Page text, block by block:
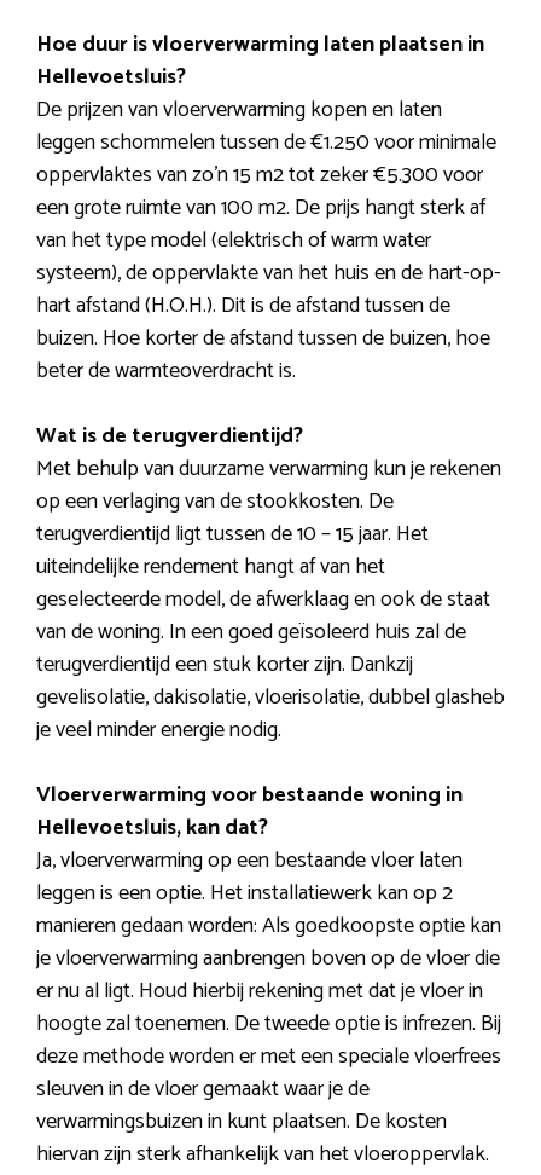
Hoe duur is vloerverwarming laten plaatsen in
Hellevoetsluis?
De prijzen van vloerverwarming kopen en laten
leggen schommelen tussen de €1.250 voor minimale
oppervlaktes van zo’n 15 m2 tot zeker €5.300 voor
een grote ruimte van 100 m2. De prijs hangt sterk af
van het type model (elektrisch of warm water
systeem), de oppervlakte van het huis en de hart-op-
hart afstand (H.O.H.). Dit is de afstand tussen de
buizen. Hoe korter de afstand tussen de buizen, hoe
beter de warmteoverdracht is.
Wat is de terugverdientijd?
Met behulp van duurzame verwarming kun je rekenen
op een verlaging van de stookkosten. De
terugverdientijd ligt tussen de 10 – 15 jaar. Het
uiteindelijke rendement hangt af van het
geselecteerde model, de afwerklaag en ook de staat
van de woning. In een goed geïsoleerd huis zal de
terugverdientijd een stuk korter zijn. Dankzij
gevelisolatie, dakisolatie, vloerisolatie, dubbel glasheb
je veel minder energie nodig.
Vloerverwarming voor bestaande woning in
Hellevoetsluis, kan dat?
Ja, vloerverwarming op een bestaande vloer laten
leggen is een optie. Het installatiewerk kan op 2
manieren gedaan worden: Als goedkoopste optie kan
je vloerverwarming aanbrengen boven op de vloer die
er nu al ligt. Houd hierbij rekening met dat je vloer in
hoogte zal toenemen. De tweede optie is infrezen. Bij
deze methode worden er met een speciale vloerfrees
sleuven in de vloer gemaakt waar je de
verwarmingsbuizen in kunt plaatsen. De kosten
hiervan zijn sterk afhankelijk van het vloeroppervlak.